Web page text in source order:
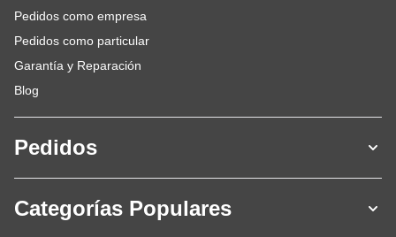
Pedidos como empresa
Pedidos como particular
Garantía y Reparación
Blog
Pedidos
Categorías Populares